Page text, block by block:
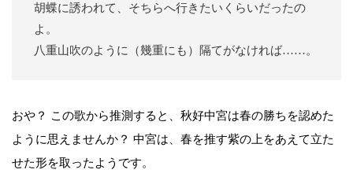
胡蝶に誘われて、そちらへ行きたいくらいだったの
よ。
八重山吹のように（幾重にも）隔てがなければ……。
おや？ この歌から推測すると、秋好中宮は春の勝ちを認めた
ように思えませんか？ 中宮は、春を推す紫の上をあえて立た
せた形を取ったようです。